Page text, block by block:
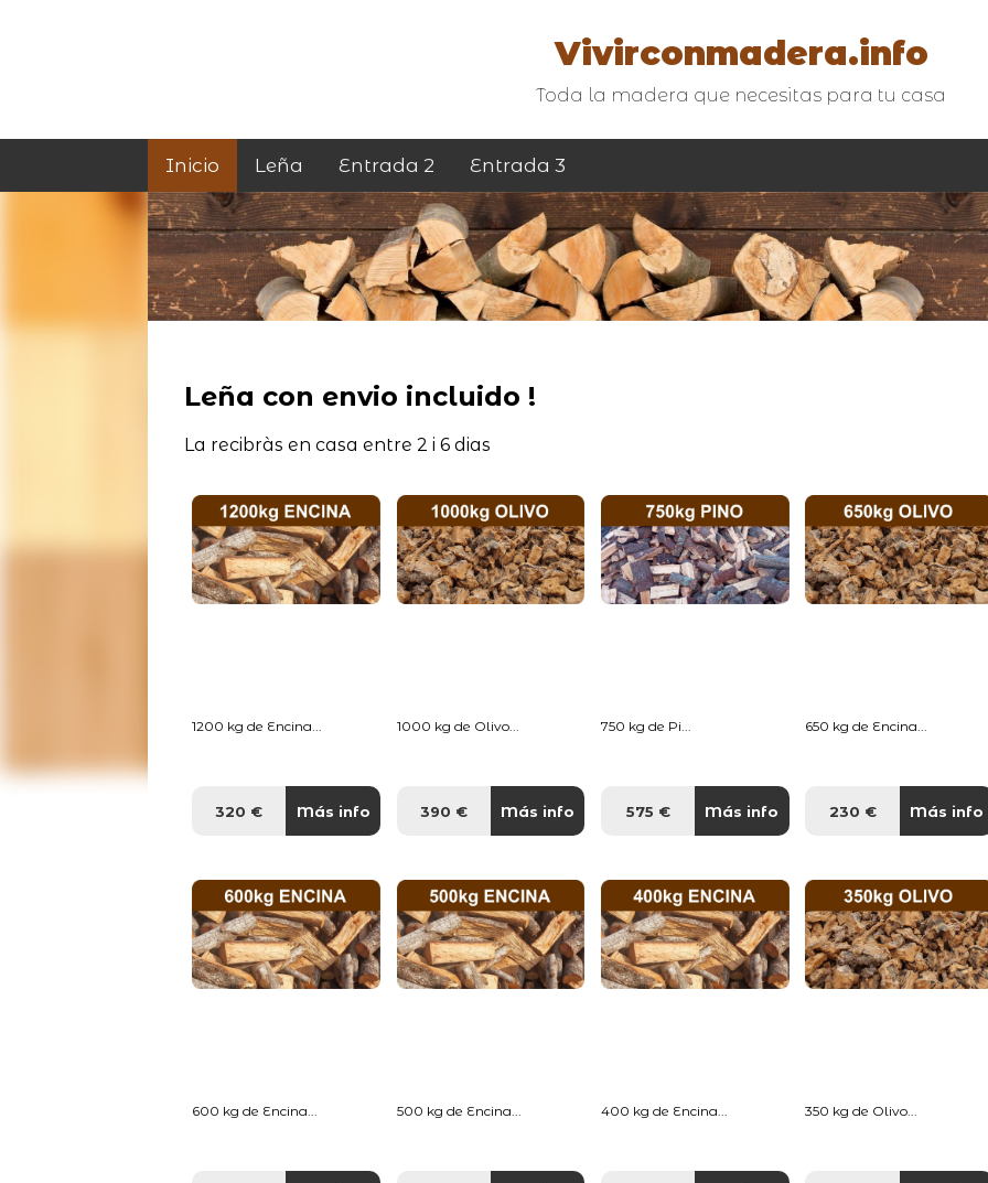
Vivirconmadera.info
Toda la madera que necesitas para tu casa
Inicio Leña Entrada 2 Entrada 3
Leña con envio incluido !
La recibràs en casa entre 2 i 6 dias
1200 kg de Encina...
320 € Más info
1000 kg de Olivo...
390 € Más info
750 kg de Pi...
575 € Más info
650 kg de Encina...
230 € Más info
600 kg de Encina... 500 kg de Encina... 400 kg de Encina... 350 kg de Olivo...